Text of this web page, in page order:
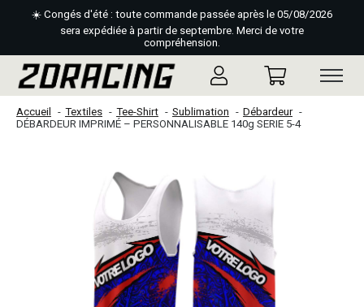
☀️ Congés d'été : toute commande passée après le 05/08/2026
sera expédiée à partir de septembre. Merci de votre
compréhension.
Accueil Textiles Tee-Shirt Sublimation
Débardeur
DÉBARDEUR IMPRIMÉ – PERSONNALISABLE 140g SERIE 5-4